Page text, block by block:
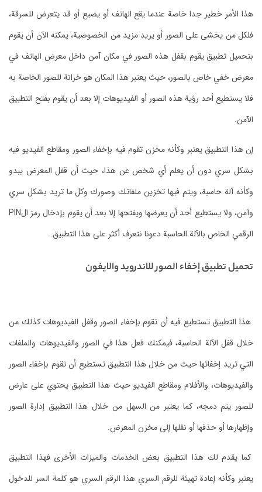
هذا الأمر خطير جدا خاصة عندما يقع الهاتف أو يضيع أو قد يتعرض للسرقة،
فلكل من يخشى على الصور أو يريد مزيد من الخصوصية، يمكنه الآن أن يقوم
بتحميل تطبيق يقوم بقفل هذه الصور في مكان آمن داخل معرض الهاتف في
معرض خفي خاص بالصور، حيث يعتبر هذا المكان هو خزانة للصور الخاصة به
فلا يستطيع أحد رؤية هذه الصور أو الفيديوهات إلا بعد أن يقوم بفتح التطبيق
الآمن.
إن هذا التطبيق يعتبر وكأنه مخزن تقوم فيه بإخفاء الصور ومقاطع الفيديو فيه
بشكل سري دون أن يعلم أي شخص عن هذا، حيث أن قفل المعرض يبدو
وكأنه آلة حاسبة، ويتم فيها تخزين ملفاتك وصورك وكل ما تريد بشكل سري
وآمن، ولا يستطيع أحد أن يعرضها ويفتحها إلا بعد أن يقوم بإدخال رمز الPIN
الرقمي الخاص بالآلة الحاسبة دعونا نتعرف أكثر على هذا التطبيق.
تحميل تطبيق إخفاء الصور للاندرويد والايفون
هذا التطبيق تستطيع فيه أن تقوم بإخفاء الصور وقفل الفيديوهات كذلك من
خلال قفل الآلة الحاسبة، فيمكنك فعل هذا في الصور والفيديوهات والملفات
التي تريد إخفائها حيث من خلال هذا التطبيق تستطيع أن تقوم بإخفاء الصور
والفيديوهات، والأفلام ومقاطع الفيديو حيث هذا التطبيق يحتوي على عارض
للصور يتم دمجه، كما يعتبر من السهل من خلال هذا التطبيق إدارة الصور
وإظهارها أو حذفها أو نقلها إلى مخزن المعرض.
كما يقدم لك هذا التطبيق بعض الخدمات والميزات الأخرى فهذا التطبيق
يعتبر وكأنه إعادة تهيئة للرقم السري هذا الرقم السري هو كلمة السر للدخول